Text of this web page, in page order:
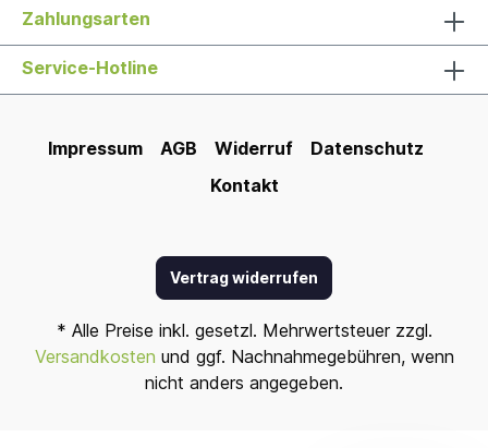
Zahlungsarten
Service-Hotline
Impressum AGB Widerruf
Datenschutz
Kontakt
Vertrag widerrufen
* Alle Preise inkl. gesetzl. Mehrwertsteuer zzgl.
Versandkosten und ggf. Nachnahmegebühren, wenn
nicht anders angegeben.